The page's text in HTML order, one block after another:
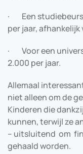
· Een studiebeurs
per jaar,
· Voor een
2.000 per jaar.
Allemaal
niet alleen om de
Kinderen die
kunnen, terwijl ze
– uitsluitend om
gehaald worden.